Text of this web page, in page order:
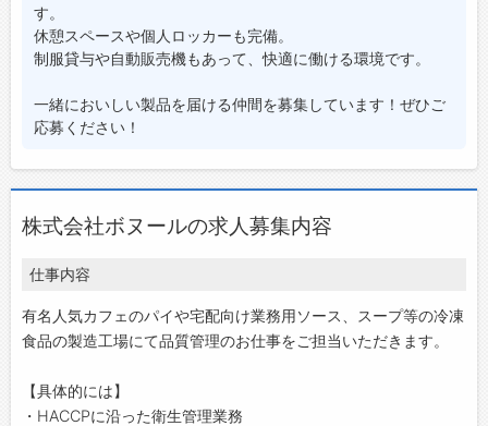
す。
休憩スペースや個人ロッカーも完備。
制服貸与や自動販売機もあって、快適に働ける環境です。
一緒においしい製品を届ける仲間を募集しています！ぜひご
応募ください！
株式会社ボヌールの求人募集内容
仕事内容
有名人気カフェのパイや宅配向け業務用ソース、スープ等の冷凍
食品の製造工場にて品質管理のお仕事をご担当いただきます。
【具体的には】
・HACCPに沿った衛生管理業務